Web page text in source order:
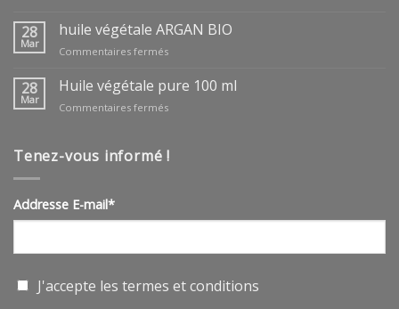
28
Mar
huile végétale ARGAN BIO
Commentaires ferméssur
végétale
BIO
28
Mar
Huile végétale pure 100 ml
Commentaires ferméssur
pure
Tenez-vous informé !
Addresse E-mail*
J'accepte les termes et conditions